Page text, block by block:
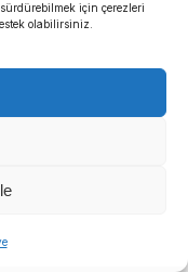
için çerezleri
olabilirsiniz.